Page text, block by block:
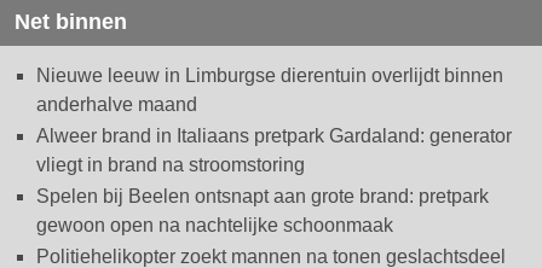
Net binnen
Nieuwe leeuw in Limburgse dierentuin overlijdt binnen
anderhalve maand
Alweer brand in Italiaans pretpark Gardaland: generator
vliegt in brand na stroomstoring
Spelen bij Beelen ontsnapt aan grote brand: pretpark
gewoon open na nachtelijke schoonmaak
Politiehelikopter zoekt mannen na tonen geslachtsdeel